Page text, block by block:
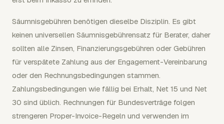
Säumnisgebühren benötigen dieselbe Disziplin. Es gibt
keinen universellen Säumnisgebührensatz für Berater, daher
sollten alle Zinsen, Finanzierungsgebühren oder Gebühren
für verspätete Zahlung aus der Engagement-Vereinbarung
oder den Rechnungsbedingungen stammen.
Zahlungsbedingungen wie fällig bei Erhalt, Net 15 und Net
30 sind üblich. Rechnungen für Bundesverträge folgen
strengeren Proper-Invoice-Regeln und verwenden im